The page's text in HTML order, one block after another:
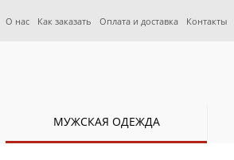
О нас Как заказать Оплата и доставка Контакты
МУЖСКАЯ ОДЕЖДА